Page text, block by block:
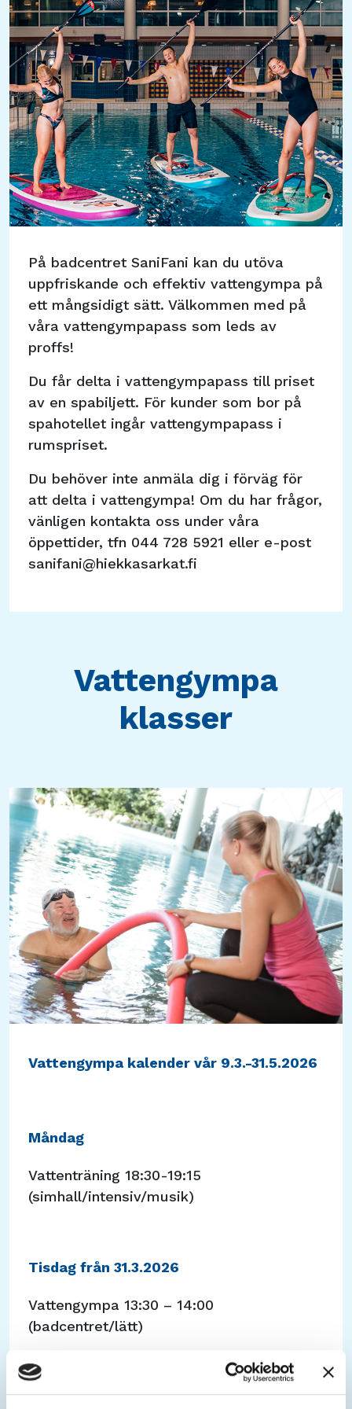
På badcentret SaniFani kan du utöva
uppfriskande och effektiv vattengympa på
ett mångsidigt sätt. Välkommen med på
våra vattengympapass som leds av
proffs!
Du får delta i vattengympapass till priset
av en spabiljett. För kunder som bor på
spahotellet ingår vattengympapass i
rumspriset.
Du behöver inte anmäla dig i förväg för
att delta i vattengympa! Om du har frågor,
vänligen kontakta oss under våra
öppettider, tfn 044 728 5921 eller e-post
sanifani@hiekkasarkat.fi
Vattengympa
klasser
Vattengympa kalender vår 9.3.-31.5.2026
Måndag
Vattenträning 18:30-19:15
(simhall/intensiv/musik)
Tisdag från 31.3.2026
Vattengympa 13:30 – 14:00
(badcentret/lätt)
Onsdag